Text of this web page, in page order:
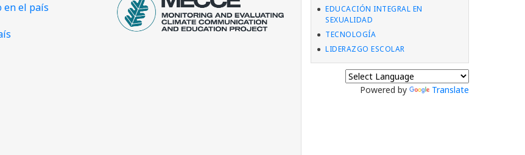
EDUCACIÓN INTEGRAL EN
SEXUALIDAD
TECNOLOGÍA
LIDERAZGO ESCOLAR
Powered by Translate
en el país